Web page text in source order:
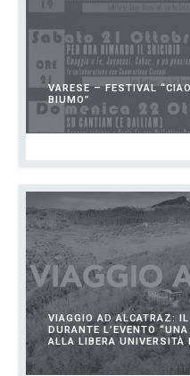
VARESE – FESTIVAL
BIUMO”
VIAGGIO AD ALCATRAZ:
DURANTE L’EVENTO
ALLA LIBERA UNIVERSITÀ